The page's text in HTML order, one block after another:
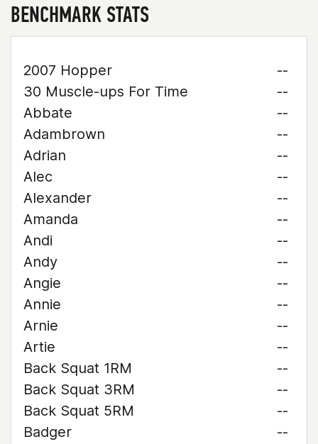
BENCHMARK STATS
2007 Hopper
--
30 Muscle-ups For Time
--
Abbate
--
Adambrown
--
Adrian
--
Alec
--
Alexander
--
Amanda
--
Andi
--
Andy
--
Angie
--
Annie
--
Arnie
--
Artie
--
Back Squat 1RM
--
Back Squat 3RM
--
Back Squat 5RM
--
Badger
--